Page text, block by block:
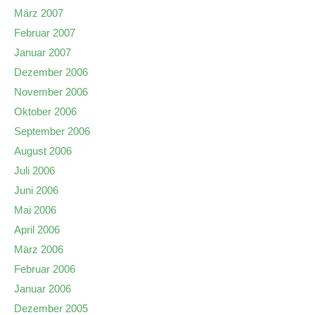
März 2007
Februar 2007
Januar 2007
Dezember 2006
November 2006
Oktober 2006
September 2006
August 2006
Juli 2006
Juni 2006
Mai 2006
April 2006
März 2006
Februar 2006
Januar 2006
Dezember 2005